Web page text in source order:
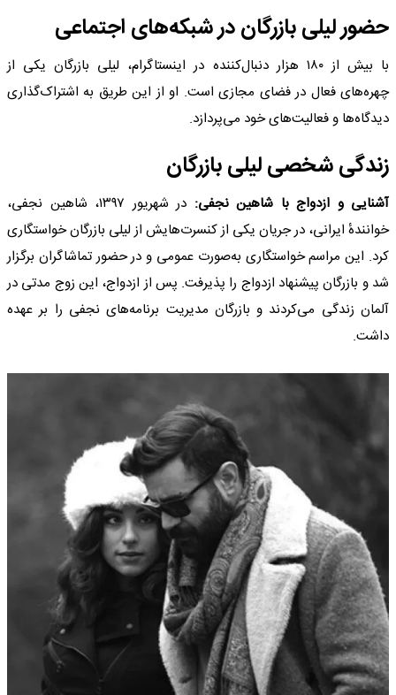
حضور لیلی بازرگان در شبکه‌های اجتماعی
با بیش از ۱۸۰ هزار دنبال‌کننده در اینستاگرام، لیلی بازرگان یکی از
چهره‌های فعال در فضای مجازی است. او از این طریق به اشتراک‌گذاری
دیدگاه‌ها و فعالیت‌های خود می‌پردازد.​
زندگی شخصی لیلی بازرگان
آشنایی و ازدواج با شاهین نجفی:
در شهریور ۱۳۹۷، شاهین نجفی،
خوانندهٔ ایرانی، در جریان یکی از کنسرت‌هایش از لیلی بازرگان خواستگاری
کرد. این مراسم خواستگاری به‌صورت عمومی و در حضور تماشاگران برگزار
شد و بازرگان پیشنهاد ازدواج را پذیرفت. پس از ازدواج، این زوج مدتی در
آلمان زندگی می‌کردند و بازرگان مدیریت برنامه‌های نجفی را بر عهده
داشت.​